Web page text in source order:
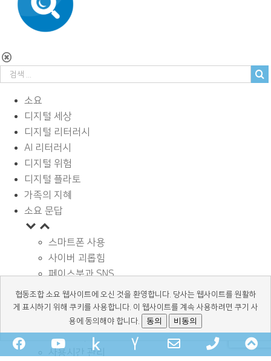
소요
디지털 세상
디지털 리터러시
AI 리터러시
디지털 위험
디지털 플라토
가족의 지혜
소요 문답
스마트폰 사용
사이버 괴롭힘
페이스북과 SNS
디지털과 학습
광고 바로알기
정보보호와 안전
독서 교육
사용시간 관리
FacebookYouTube kakaochannel
Naver- Email Phone
협동조합 소요 웹사이트에 오신 것을 환영합니다. 당사는 웹사이트를 원활하
게 표시하기 위해 쿠키를 사용합니다. 이 웹사이트를 계속 사용하려면 쿠기 사
용에 동의해야 합니다.
동의 비동의